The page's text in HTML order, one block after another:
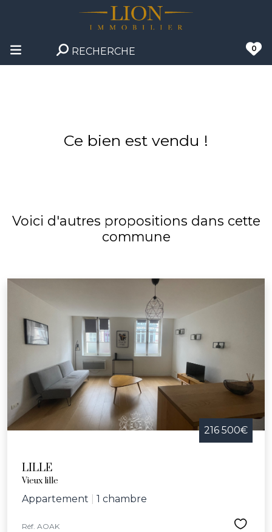
RECHERCHE 0
Ce bien est vendu !
Voici d'autres propositions dans cette
commune
216 500€
LILLE
Vieux lille
Appartement 1 chambre
Réf. AOAK